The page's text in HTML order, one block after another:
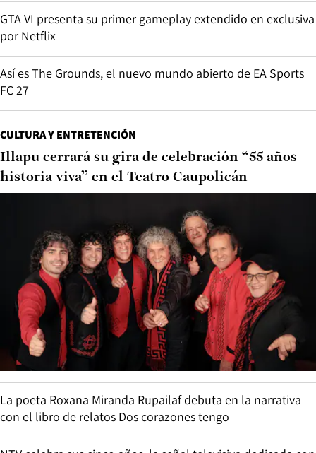
GTA VI presenta su primer gameplay extendido en exclusiva
por Netflix
Así es The Grounds, el nuevo mundo abierto de EA Sports
FC 27
CULTURA Y ENTRETENCIÓN
Illapu cerrará su gira de celebración “55 años
historia viva” en el Teatro Caupolicán
La poeta Roxana Miranda Rupailaf debuta en la narrativa
con el libro de relatos Dos corazones tengo